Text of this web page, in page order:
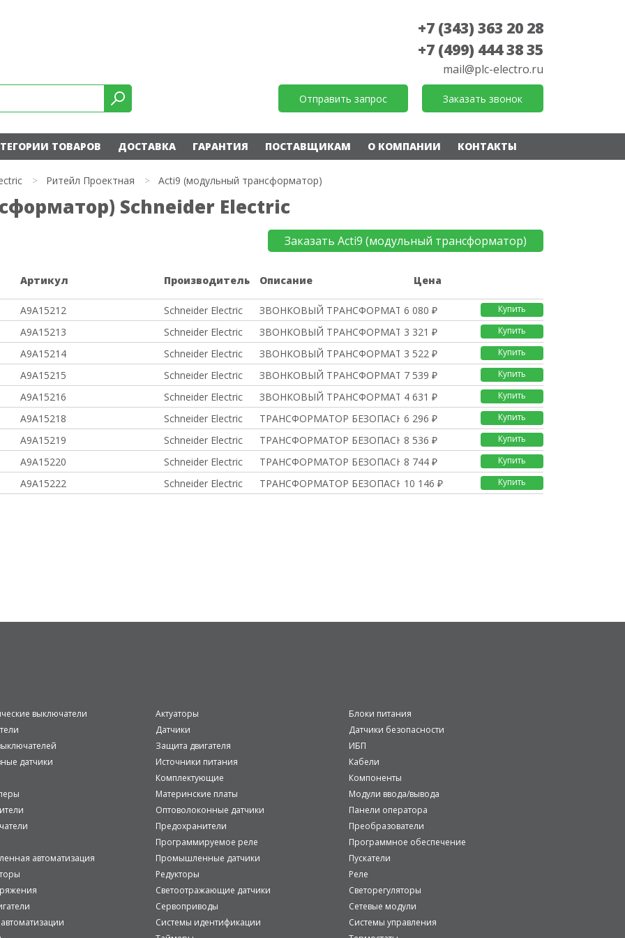
+7 (343) 363 20 28
+7 (499) 444 38 35
mail@plc-electro.ru
Отправить запрос Заказать звонок
ТОВАРОВ ДОСТАВКА ГАРАНТИЯ ПОСТАВЩИКАМ О КОМПАНИИ КОНТАКТЫ
> Ритейл Проектная > Acti9 (модульный трансформатор)
Schneider Electric
Заказать Acti9 (модульный трансформатор)
Артикул Производитель Описание Цена
A9A15212 Schneider Electric ЗВОНКОВЫЙ ТРАНСФОРМАТОР iTR 16
6 080 ₽ Купить
A9A15213 Schneider Electric ЗВОНКОВЫЙ ТРАНСФОРМАТОР iTR 4В
3 321 ₽ Купить
A9A15214 Schneider Electric ЗВОНКОВЫЙ ТРАНСФОРМАТОР iTR 4В
3 522 ₽ Купить
A9A15215 Schneider Electric ЗВОНКОВЫЙ ТРАНСФОРМАТОР iTR 25
7 539 ₽ Купить
A9A15216 Schneider Electric ЗВОНКОВЫЙ ТРАНСФОРМАТОР iTR 8В
4 631 ₽ Купить
A9A15218 Schneider Electric ТРАНСФОРМАТОР БЕЗОПАСН. iTR 16
6 296 ₽ Купить
A9A15219 Schneider Electric ТРАНСФОРМАТОР БЕЗОПАСН. iTR 25
8 536 ₽ Купить
A9A15220 Schneider Electric ТРАНСФОРМАТОР БЕЗОПАСН. iTR 40
8 744 ₽ Купить
A9A15222 Schneider Electric ТРАНСФОРМАТОР БЕЗОПАСН. iTR 63
10 146 ₽ Купить
выключатели Актуаторы
Блоки питания
Датчики
Датчики безопасности
Защита двигателя
ИБП
датчики Источники питания
Кабели
Комплектующие
Компоненты
Материнские платы
Модули ввода/вывода
Оптоволоконные датчики
Панели оператора
Предохранители
Преобразователи
Программируемое реле
Программное обеспечение
автоматизация Промышленные датчики
Пускатели
Редукторы
Реле
Светоотражающие датчики
Светорегуляторы
Сервоприводы
Сетевые модули
Системы идентификации
Системы управления